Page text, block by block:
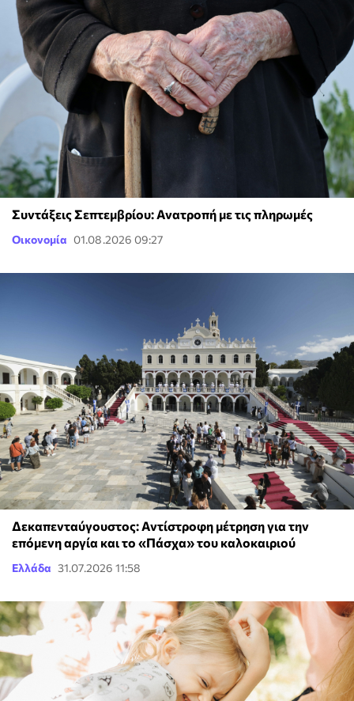
Συντάξεις Σεπτεμβρίου: Ανατροπή με τις πληρωμές
Οικονομία 01.08.2026 09:27
Δεκαπενταύγουστος: Αντίστροφη μέτρηση για την
επόμενη αργία και το «Πάσχα» του καλοκαιριού
Ελλάδα 31.07.2026 11:58